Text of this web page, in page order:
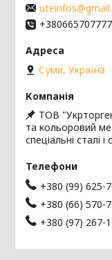
+380665707777
Суми, Україна
ТОВ
та кольоровий
спеціальні сталі і
+380 (99) 625-
+380 (66) 570-
+380 (97) 267-